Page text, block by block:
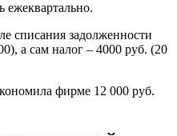
списания задолженности
а сам налог – 4000 руб. (20
фирме 12 000 руб.